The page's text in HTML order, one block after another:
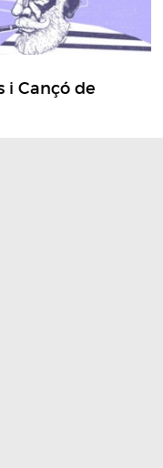
i Cançó de